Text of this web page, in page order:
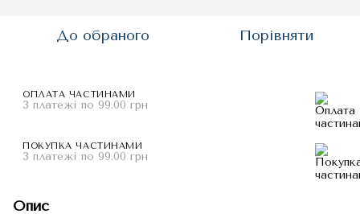
До обраного Порівняти
ОПЛАТА ЧАСТИНАМИ
3 платежі по 99.00 грн
ПОКУПКА ЧАСТИНАМИ
3 платежі по 99.00 грн
Опис